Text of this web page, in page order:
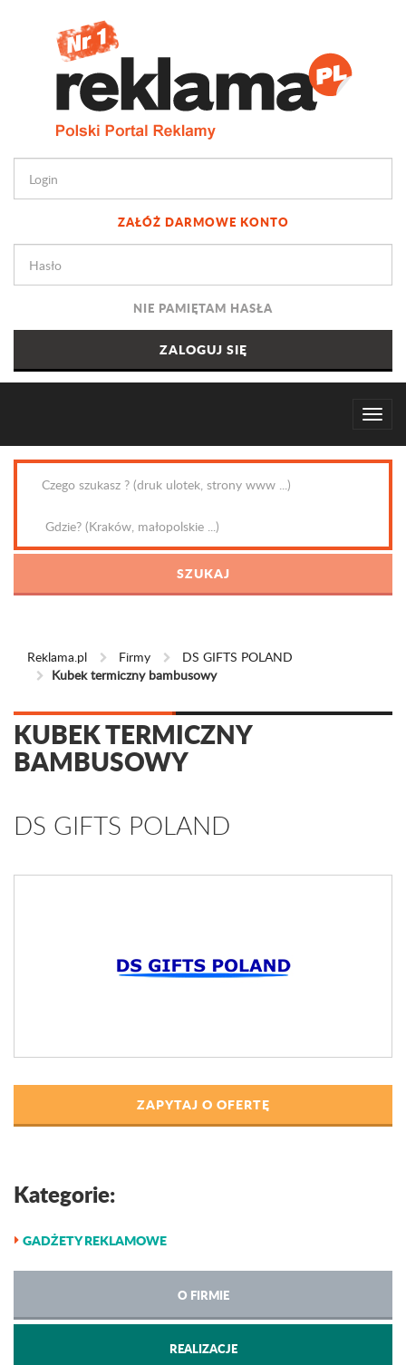
ZAŁÓŻ DARMOWE KONTO
NIE PAMIĘTAM HASŁA
Reklama.pl Firmy
DS GIFTS POLAND
Kubek termiczny bambusowy
KUBEK TERMICZNY
BAMBUSOWY
DS GIFTS POLAND
ZAPYTAJ O OFERTĘ
Kategorie:
GADŻETY REKLAMOWE
O FIRMIE
REALIZACJE